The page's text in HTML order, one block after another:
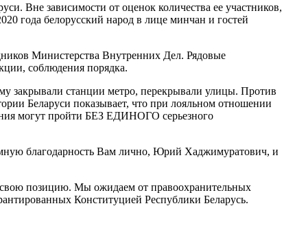
Вне зависимости от оценок количества ее участников,
года белорусский народ в лице минчан и гостей
Министерства Внутренних Дел. Рядовые
соблюдения порядка.
закрывали станции метро, перекрывали улицы. Против
Беларуси показывает, что при лояльном отношении
могут пройти БЕЗ ЕДИНОГО серьезного
благодарность Вам лично, Юрий Хаджимуратович, и
позицию. Мы ожидаем от правоохранительных
Конституцией Республики Беларусь.